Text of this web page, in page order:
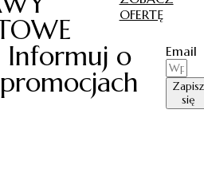
OFERTĘ
Informuj o
promocjach
Email
Zapisz
się